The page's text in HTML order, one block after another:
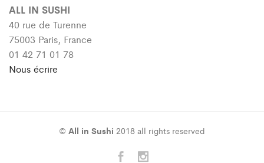
ALL IN SUSHI
40 rue de Turenne
75003 Paris, France
01 42 71 01 78
Nous écrire
© All in Sushi 2018 all rights reserved